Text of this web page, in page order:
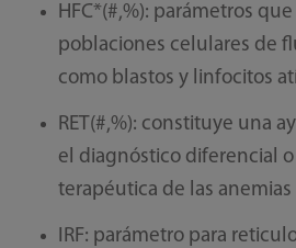
HFC*(#,%): parámetros
poblaciones celulares de
como blastos y linfocitos
RET(#,%): constituye una
el diagnóstico diferencial
terapéutica de las anemias
IRF: parámetro para